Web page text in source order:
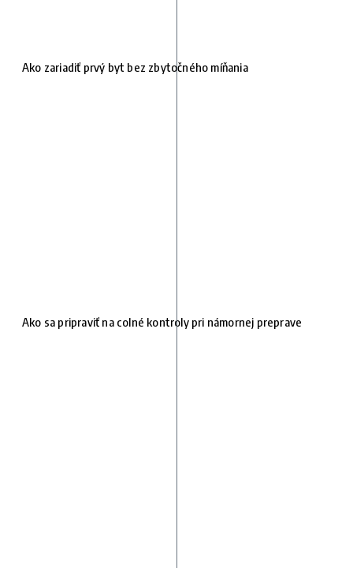
Ako zariadiť prvý byt bez zbytočného míňania
Ako sa pripraviť na colné kontroly pri námornej preprave